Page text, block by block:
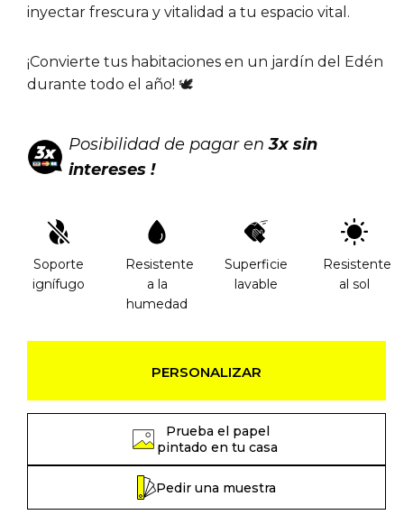
inyectar frescura y vitalidad a tu espacio vital.
¡Convierte tus habitaciones en un jardín del Edén
durante todo el año! 🕊
Posibilidad de pagar en3x sin
intereses !
Soporte
ignífugo
Resistente
a la
humedad
Superficie
lavable
Resistente
al sol
PERSONALIZAR
Prueba el papel
pintado en tu casa
Pedir una muestra